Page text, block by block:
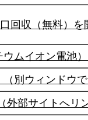
回収（無料）
ムイオン電池
別ウィンドウで
部サイトへリ